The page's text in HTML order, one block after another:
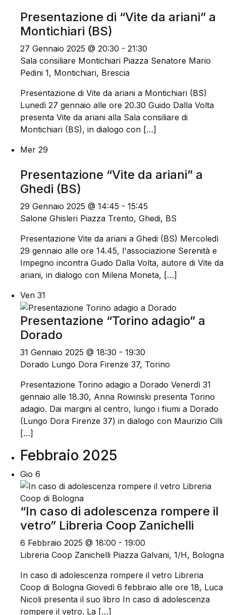
Presentazione di “Vite da ariani” a
Montichiari (BS)
27 Gennaio 2025 @ 20:30 - 21:30
Sala consiliare Montichiari Piazza Senatore Mario
Pedini 1, Montichiari, Brescia
Presentazione di Vite da ariani a Montichiari (BS)
Lunedì 27 gennaio alle ore 20.30 Guido Dalla Volta
presenta Vite da ariani alla Sala consiliare di
Montichiari (BS), in dialogo con […]
Mer 29
Presentazione “Vite da ariani” a
Ghedi (BS)
29 Gennaio 2025 @ 14:45 - 15:45
Salone Ghisleri Piazza Trento, Ghedi, BS
Presentazione Vite da ariani a Ghedi (BS) Mercoledì
29 gennaio alle ore 14.45, l'associazione Serenità e
Impegno incontra Guido Dalla Volta, autore di Vite da
ariani, in dialogo con Milena Moneta, […]
Ven 31
Presentazione “Torino adagio” a
Dorado
31 Gennaio 2025 @ 18:30 - 19:30
Dorado Lungo Dora Firenze 37, Torino
Presentazione Torino adagio a Dorado Venerdì 31
gennaio alle 18.30, Anna Rowinski presenta Torino
adagio. Dai margini al centro, lungo i fiumi a Dorado
(Lungo Dora Firenze 37) in dialogo con Maurizio Cilli
[…]
Febbraio 2025
Gio 6
“In caso di adolescenza rompere il
vetro” Libreria Coop Zanichelli
6 Febbraio 2025 @ 18:00 - 19:00
Libreria Coop Zanichelli Piazza Galvani, 1/H, Bologna
In caso di adolescenza rompere il vetro Libreria
Coop di Bologna Giovedì 6 febbraio alle ore 18, Luca
Nicoli presenta il suo libro In caso di adolescenza
rompere il vetro. La […]